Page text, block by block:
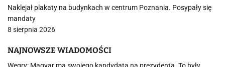
Naklejał plakaty na budynkach w centrum Poznania. Posypały się
mandaty
8 sierpnia 2026
NAJNOWSZE WIADOMOŚCI